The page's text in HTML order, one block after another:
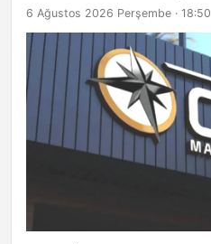
6 Ağustos 2026 Perşembe · 18:50